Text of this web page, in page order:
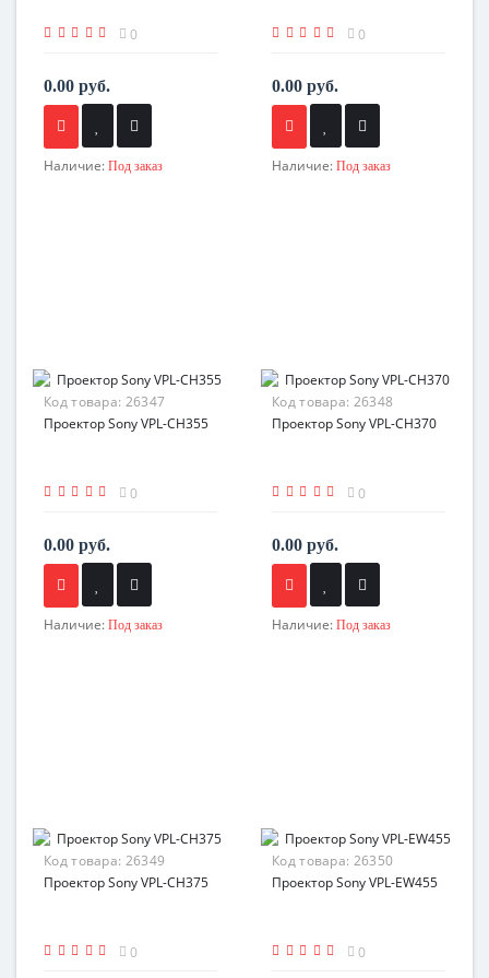
0
0.00 руб.
Наличие: Под заказ
0
0.00 руб.
Наличие: Под заказ
Код товара: 26347
Проектор Sony VPL-CH355
0
0.00 руб.
Наличие: Под заказ
Код товара: 26348
Проектор Sony VPL-CH370
0
0.00 руб.
Наличие: Под заказ
Код товара: 26349
Проектор Sony VPL-CH375
0
Код товара: 26350
Проектор Sony VPL-EW455
0